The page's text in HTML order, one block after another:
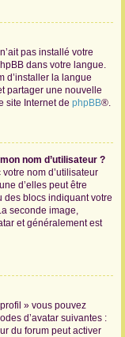
pas installé votre
dans votre langue.
d’installer la langue
partager une nouvelle
site Internet de phpBB®.
nom d’utilisateur ?
nom d’utilisateur
d’elles peut être
des blocs indiquant votre
seconde image,
et généralement est
» vous pouvez
d’avatar suivantes :
du forum peut activer